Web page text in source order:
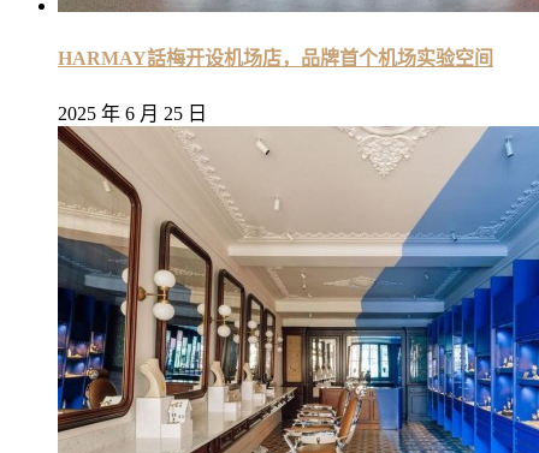
HARMAY話梅开设机场店，品牌首个机场实验空间
2025 年 6 月 25 日